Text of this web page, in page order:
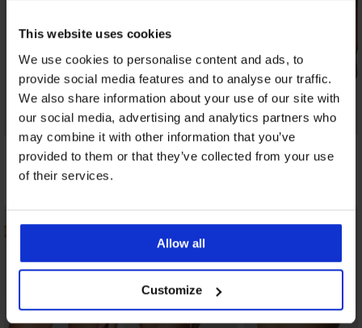
This website uses cookies
We use cookies to personalise content and ads, to
provide social media features and to analyse our traffic.
We also share information about your use of our site with
our social media, advertising and analytics partners who
may combine it with other information that you’ve
provided to them or that they’ve collected from your use
of their services.
Allow all
Customize
Gaćice Anette
15,99 €
Klasične gaćice
CHANTELLE Pulpies
Klasične gaćice
Tommy Hilfiger